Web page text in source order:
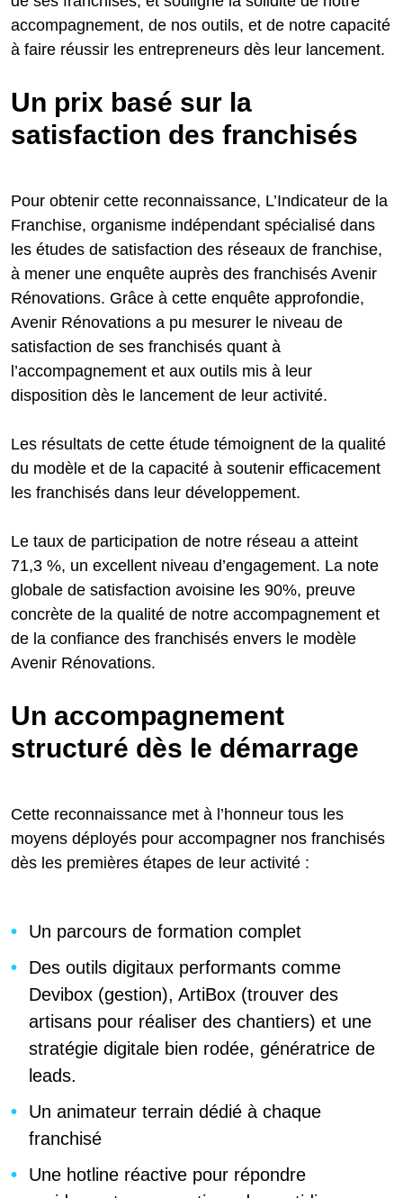
accompagnement, de nos outils, et de notre capacité
à faire réussir les entrepreneurs dès leur lancement.
Un prix basé sur la
satisfaction des franchisés
Pour obtenir cette reconnaissance, L’Indicateur de la
Franchise, organisme indépendant spécialisé dans
les études de satisfaction des réseaux de franchise,
à mener une enquête auprès des franchisés Avenir
Rénovations. Grâce à cette enquête approfondie,
Avenir Rénovations a pu mesurer le niveau de
satisfaction de ses franchisés quant à
l’accompagnement et aux outils mis à leur
disposition dès le lancement de leur activité.
Les résultats de cette étude témoignent de la qualité
du modèle et de la capacité à soutenir efficacement
les franchisés dans leur développement.
Le taux de participation de notre réseau a atteint
71,3 %, un excellent niveau d’engagement. La note
globale de satisfaction avoisine les 90%, preuve
concrète de la qualité de notre accompagnement et
de la confiance des franchisés envers le modèle
Avenir Rénovations.
Un accompagnement
structuré dès le démarrage
Cette reconnaissance met à l’honneur tous les
moyens déployés pour accompagner nos franchisés
dès les premières étapes de leur activité :
Un parcours de formation complet
Des outils digitaux performants comme
Devibox (gestion), ArtiBox (trouver des
artisans pour réaliser des chantiers) et une
stratégie digitale bien rodée, génératrice de
leads.
Un animateur terrain dédié à chaque
franchisé
Une hotline réactive pour répondre